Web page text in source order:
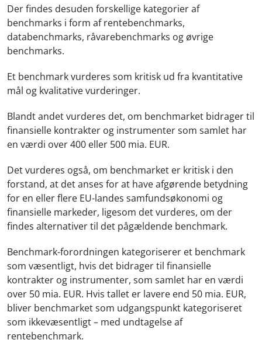
Der findes desuden forskellige kategorier af
benchmarks i form af rentebenchmarks,
databenchmarks, råvarebenchmarks og øvrige
benchmarks.
Et benchmark vurderes som kritisk ud fra kvantitative
mål og kvalitative vurderinger.
Blandt andet vurderes det, om benchmarket bidrager til
finansielle kontrakter og instrumenter som samlet har
en værdi over 400 eller 500 mia. EUR.
Det vurderes også, om benchmarket er kritisk i den
forstand, at det anses for at have afgørende betydning
for en eller flere EU-landes samfundsøkonomi og
finansielle markeder, ligesom det vurderes, om der
findes alternativer til det pågældende benchmark.
Benchmark-forordningen kategoriserer et benchmark
som væsentligt, hvis det bidrager til finansielle
kontrakter og instrumenter, som samlet har en værdi
over 50 mia. EUR. Hvis tallet er lavere end 50 mia. EUR,
bliver benchmarket som udgangspunkt kategoriseret
som ikkevæsentligt – med undtagelse af
rentebenchmark.